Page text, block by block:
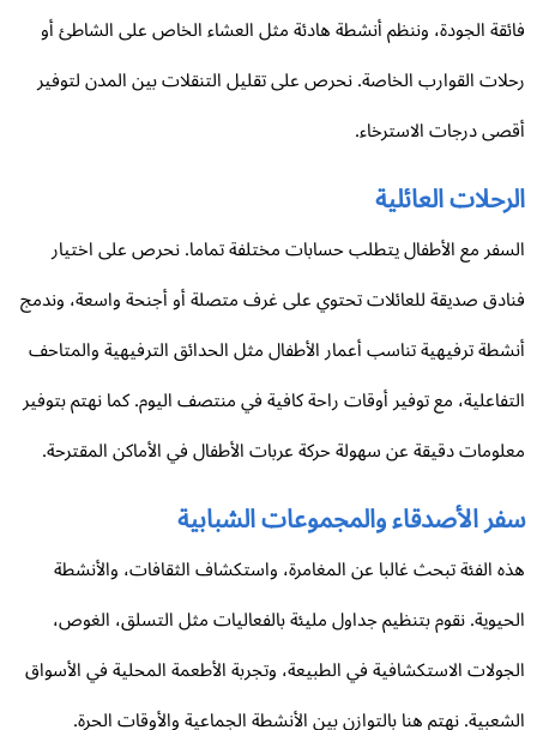
الجودة، وننظم أنشطة هادئة مثل العشاء الخاص على الشاطئ أو
القوارب الخاصة. نحرص على تقليل التنقلات بين المدن لتوفير
درجات الاسترخاء.
العائلية
مع الأطفال يتطلب حسابات مختلفة تماما. نحرص على اختيار
صديقة للعائلات تحتوي على غرف متصلة أو أجنحة واسعة، وندمج
ترفيهية تناسب أعمار الأطفال مثل الحدائق الترفيهية والمتاحف
مع توفير أوقات راحة كافية في منتصف اليوم. كما نهتم بتوفير
دقيقة عن سهولة حركة عربات الأطفال في الأماكن المقترحة.
الأصدقاء والمجموعات الشبابية
الفئة تبحث غالبا عن المغامرة، واستكشاف الثقافات، والأنشطة
نقوم بتنظيم جداول مليئة بالفعاليات مثل التسلق، الغوص،
الاستكشافية في الطبيعة، وتجربة الأطعمة المحلية في الأسواق
نهتم هنا بالتوازن بين الأنشطة الجماعية والأوقات الحرة.